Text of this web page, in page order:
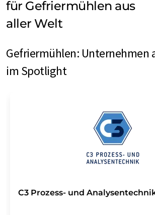
für Gefriermühlen aus
aller Welt
Gefriermühlen: Unternehmen
im Spotlight
C3 Prozess- und